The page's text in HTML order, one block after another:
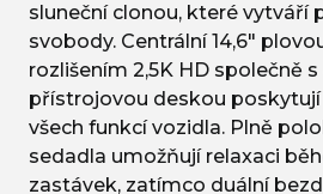
sluneční clonou, které vytváří
svobody. Centrální 14,6"
rozlišením 2,5K HD společně
přístrojovou deskou
všech funkcí vozidla. Plně
sedadla umožňují relaxaci
zastávek, zatímco duální